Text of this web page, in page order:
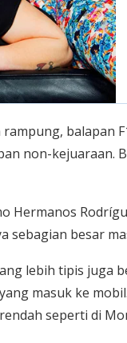
balapan
non-kejuaraan.
Hermanos
sebagian besar
lebih tipis juga
masuk ke
seperti di